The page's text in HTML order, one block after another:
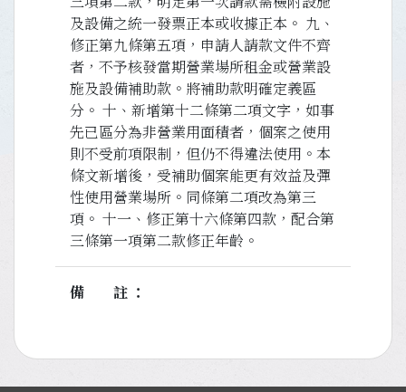
及設備之統一發票正本或收據正本。 九、
修正第九條第五項，申請人請款文件不齊
者，不予核發當期營業場所租金或營業設
施及設備補助款。將補助款明確定義區
分。 十、新增第十二條第二項文字，如事
先已區分為非營業用面積者，個案之使用
則不受前項限制，但仍不得違法使用。本
條文新增後，受補助個案能更有效益及彈
性使用營業場所。同條第二項改為第三
項。 十一、修正第十六條第四款，配合第
三條第一項第二款修正年齡。
備註